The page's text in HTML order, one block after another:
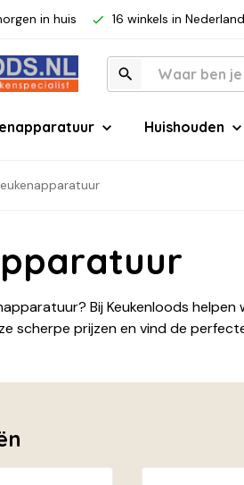
in huis 16 winkels in Nederland
Huishouden
Bij Keukenloods
scherpe prijzen en vind de